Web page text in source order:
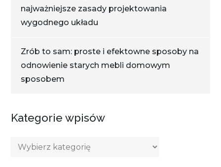
najważniejsze zasady projektowania
wygodnego układu
Zrób to sam: proste i efektowne sposoby na
odnowienie starych mebli domowym
sposobem
Kategorie wpisów
Kategorie